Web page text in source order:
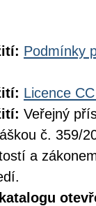
Podmínky
Licence
Veřejný
č. 359/
a